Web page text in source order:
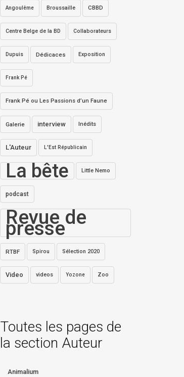
Angoulême Broussaille CBBD
Centre Belge de la BD Collaborateurs
Dupuis Dédicaces Exposition
Frank Pé
Frank Pé ou Les Passions d’un Faune
Galerie interview Inédits
L'Auteur L'Est Républicain
La bête Little Nemo
podcast
Revue de
presse
RTBF Spirou Sélection 2020
Video videos Yozone Zoo
Toutes les pages de
la section Auteur
Animalium